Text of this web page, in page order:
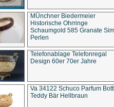
MÜnchner Biedermeier
Historische Ohrringe
Schaumgold 585 Granate
Perlen
Telefonablage Telefonregal
Design 60er 70er Jahre
Va 34122 Schuco Parfum
Teddy Bär Hellbraun